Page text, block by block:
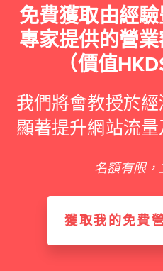
免費獲取由經
專家提供的營
（價值
我們將會教授於
顯著提升網站流
名額有限，
獲取我的免費